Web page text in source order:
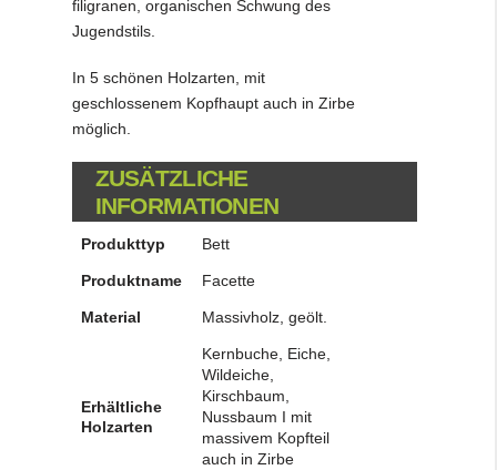
filigranen, organischen Schwung des
Jugendstils.
In 5 schönen Holzarten, mit
geschlossenem Kopfhaupt auch in Zirbe
möglich.
ZUSÄTZLICHE
INFORMATIONEN
Produkttyp Bett
Produktname Facette
Material Massivholz, geölt.
Erhältliche
Holzarten
Kernbuche, Eiche,
Wildeiche,
Kirschbaum,
Nussbaum I mit
massivem Kopfteil
auch in Zirbe